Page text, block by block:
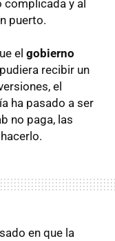
y al
puerto.
el gobierno
recibir un
el
ha pasado a ser
no paga, las
en que la